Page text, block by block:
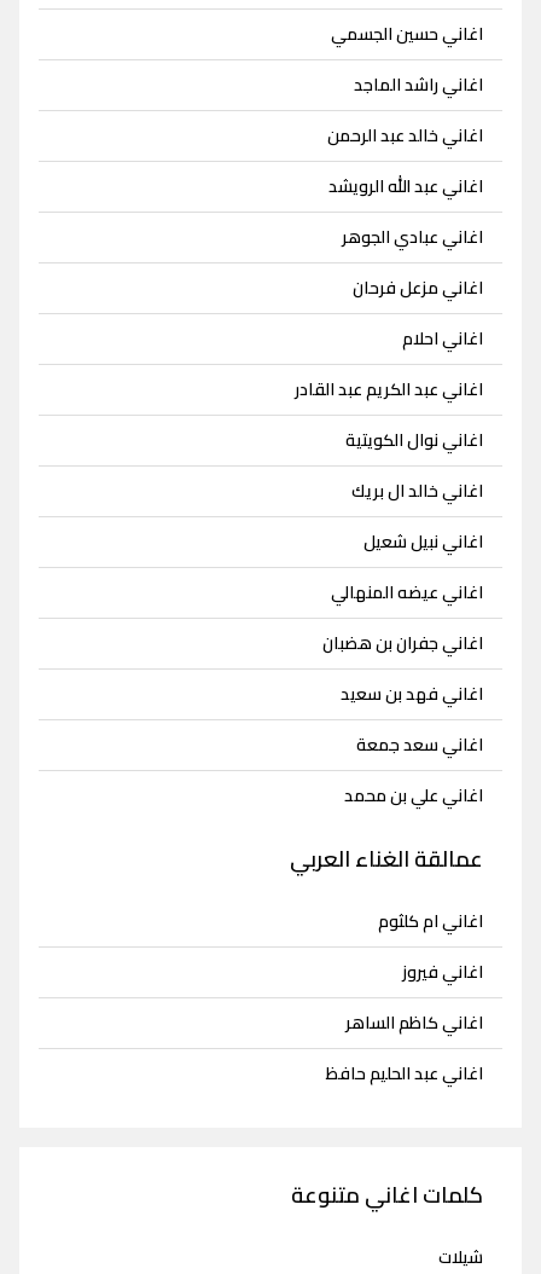
اغاني حسين الجسمي
اغاني راشد الماجد
اغاني خالد عبد الرحمن
اغاني عبد الله الرويشد
اغاني عبادي الجوهر
اغاني مزعل فرحان
اغاني احلام
اغاني عبد الكريم عبد القادر
اغاني نوال الكويتية
اغاني خالد ال بريك
اغاني نبيل شعيل
اغاني عيضه المنهالي
اغاني جفران بن هضبان
اغاني فهد بن سعيد
اغاني سعد جمعة
اغاني علي بن محمد
عمالقة الغناء العربي
اغاني ام كلثوم
اغاني فيروز
اغاني كاظم الساهر
اغاني عبد الحليم حافظ
كلمات اغاني متنوعة
شيلات